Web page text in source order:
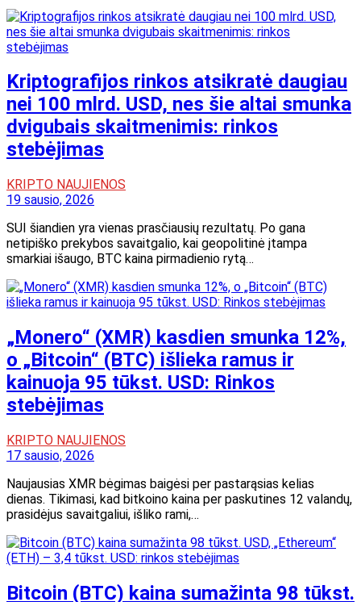
Kriptografijos rinkos atsikratė daugiau
nei 100 mlrd. USD, nes šie altai smunka
dvigubais skaitmenimis: rinkos
stebėjimas
KRIPTO NAUJIENOS
19 sausio, 2026
SUI šiandien yra vienas prasčiausių rezultatų. Po gana
netipiško prekybos savaitgalio, kai geopolitinė įtampa
smarkiai išaugo, BTC kaina pirmadienio rytą…
„Monero“ (XMR) kasdien smunka 12%,
o „Bitcoin“ (BTC) išlieka ramus ir
kainuoja 95 tūkst. USD: Rinkos
stebėjimas
KRIPTO NAUJIENOS
17 sausio, 2026
Naujausias XMR bėgimas baigėsi per pastarąsias kelias
dienas. Tikimasi, kad bitkoino kaina per paskutines 12 valandų,
prasidėjus savaitgaliui, išliko rami,…
Bitcoin (BTC) kaina sumažinta 98 ​​tūkst.